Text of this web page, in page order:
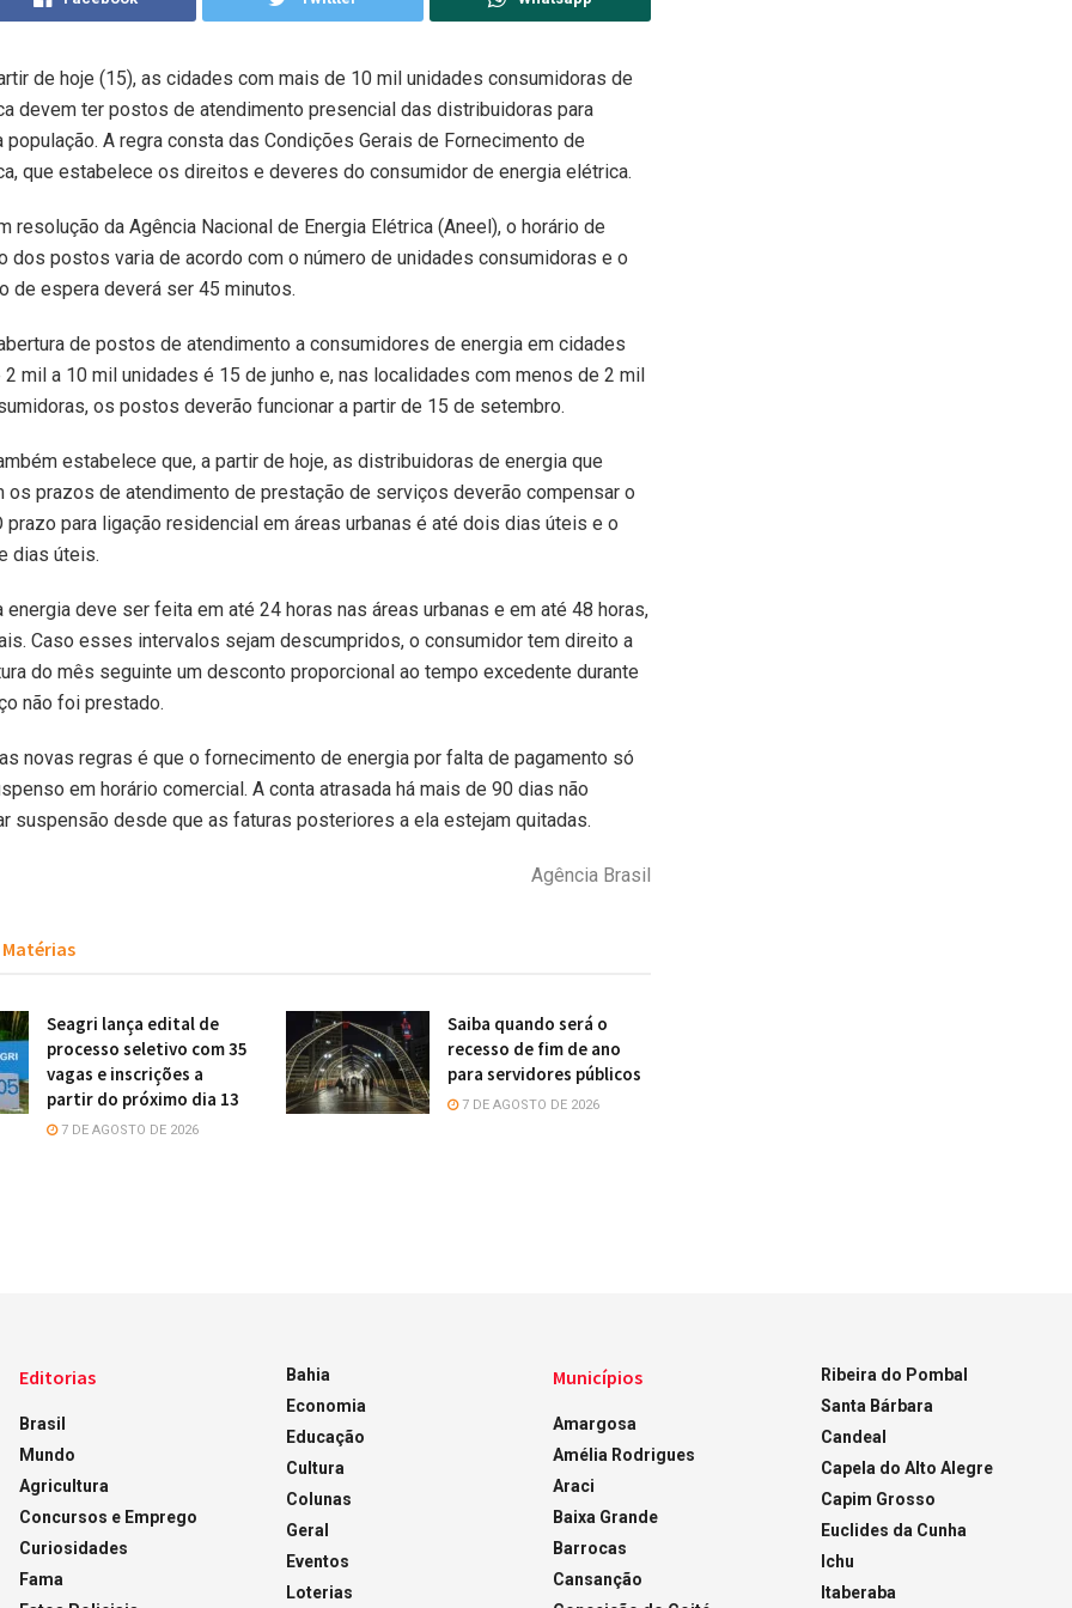
de hoje (15), as cidades com mais de 10 mil unidades consumidoras de
devem ter postos de atendimento presencial das distribuidoras para
população. A regra consta das Condições Gerais de Fornecimento de
que estabelece os direitos e deveres do consumidor de energia elétrica.
resolução da Agência Nacional de Energia Elétrica (Aneel), o horário de
dos postos varia de acordo com o número de unidades consumidoras e o
de espera deverá ser 45 minutos.
de postos de atendimento a consumidores de energia em cidades
mil a 10 mil unidades é 15 de junho e, nas localidades com menos de 2 mil
os postos deverão funcionar a partir de 15 de setembro.
estabelece que, a partir de hoje, as distribuidoras de energia que
os prazos de atendimento de prestação de serviços deverão compensar o
prazo para ligação residencial em áreas urbanas é até dois dias úteis e o
dias úteis.
energia deve ser feita em até 24 horas nas áreas urbanas e em até 48 horas,
Caso esses intervalos sejam descumpridos, o consumidor tem direito a
do mês seguinte um desconto proporcional ao tempo excedente durante
não foi prestado.
novas regras é que o fornecimento de energia por falta de pagamento só
em horário comercial. A conta atrasada há mais de 90 dias não
suspensão desde que as faturas posteriores a ela estejam quitadas.
Agência Brasil
Matérias
Seagri lança edital de
processo seletivo com 35
vagas e inscrições a
partir do próximo dia 13
7 DE AGOSTO DE 2026
Saiba quando será o
recesso de fim de ano
para servidores públicos
7 DE AGOSTO DE 2026
Editorias
Brasil
Mundo
Agricultura
Concursos e Emprego
Curiosidades
Fama
Bahia
Economia
Educação
Cultura
Colunas
Geral
Eventos
Loterias
Municípios
Amargosa
Amélia Rodrigues
Araci
Baixa Grande
Barrocas
Cansanção
Ribeira do Pombal
Santa Bárbara
Candeal
Capela do Alto Alegre
Capim Grosso
Euclides da Cunha
Ichu
Itaberaba